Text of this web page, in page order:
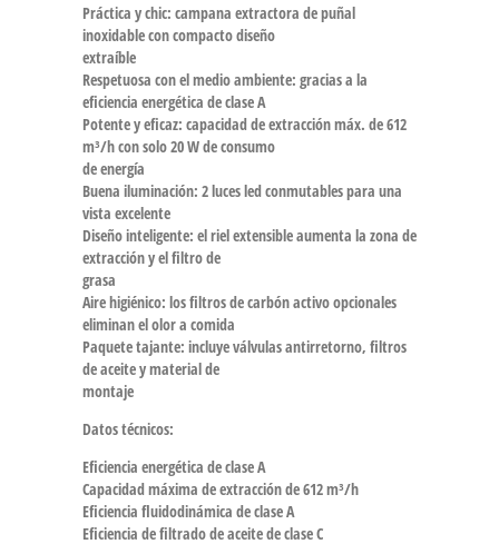
Práctica y chic: campana extractora de puñal
inoxidable con compacto diseño
extraíble
Respetuosa con el medio ambiente: gracias a la
eficiencia energética de clase A
Potente y eficaz: capacidad de extracción máx. de 612
m³/h con solo 20 W de consumo
de energía
Buena iluminación: 2 luces led conmutables para una
vista excelente
Diseño inteligente: el riel extensible aumenta la zona de
extracción y el filtro de
grasa
Aire higiénico: los filtros de carbón activo opcionales
eliminan el olor a comida
Paquete tajante: incluye válvulas antirretorno, filtros
de aceite y material de
montaje
Datos técnicos:
Eficiencia energética de clase A
Capacidad máxima de extracción de 612 m³/h
Eficiencia fluidodinámica de clase A
Eficiencia de filtrado de aceite de clase C